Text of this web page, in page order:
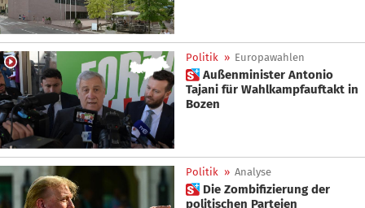
Politik » Europawahlen
 Außenminister Antonio
Tajani für Wahlkampfauftakt in
Bozen
Politik » Analyse
 Die Zombifizierung der
politischen Parteien